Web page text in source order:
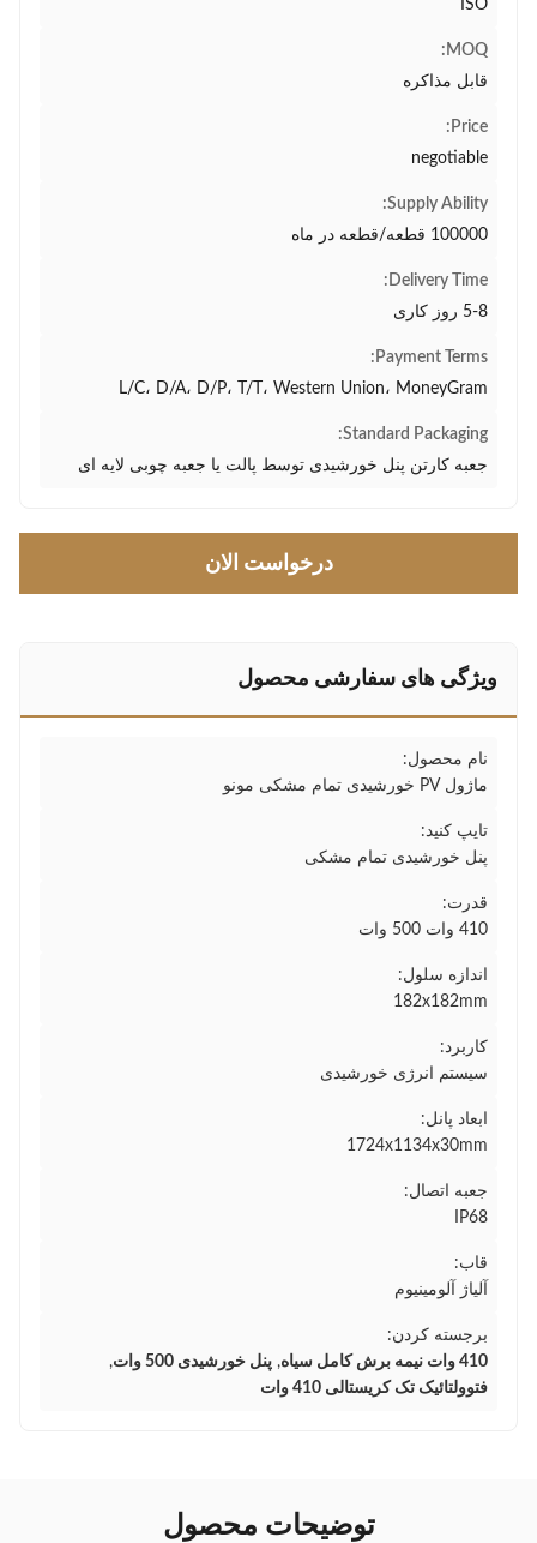
ISO
MOQ:
قابل مذاکره
Price:
negotiable
Supply Ability:
100000 قطعه/قطعه در ماه
Delivery Time:
5-8 روز کاری
Payment Terms:
L/C، D/A، D/P، T/T، Western Union، MoneyGram
Standard Packaging:
جعبه کارتن پنل خورشیدی توسط پالت یا جعبه چوبی لایه ای
درخواست الان
ویژگی های سفارشی محصول
نام محصول:
ماژول PV خورشیدی تمام مشکی مونو
تایپ کنید:
پنل خورشیدی تمام مشکی
قدرت:
410 وات 500 وات
اندازه سلول:
182x182mm
کاربرد:
سیستم انرژی خورشیدی
ابعاد پانل:
1724x1134x30mm
جعبه اتصال:
IP68
قاب:
آلیاژ آلومینیوم
برجسته کردن:
410 وات نیمه برش کامل سیاه
, پنل خورشیدی 500 وات
,
فتوولتائیک تک کریستالی 410 وات
توضیحات محصول